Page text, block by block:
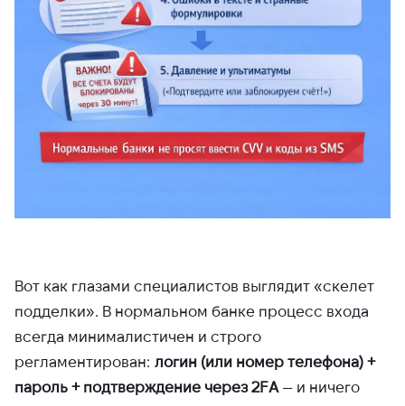
Вот как глазами специалистов выглядит «скелет
подделки». В нормальном банке процесс входа
всегда минималистичен и строго
регламентирован: логин (или номер телефона) +
пароль + подтверждение через 2FA — и ничего